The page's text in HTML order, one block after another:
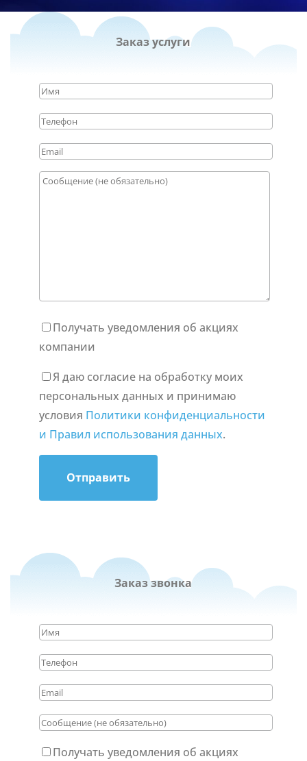
Заказ услуги
Получать уведомления об акциях
компании
Я даю согласие на обработку моих
персональных данных и принимаю
условия Политики конфиденциальности
и Правил использования данных.
Отправить
Заказ звонка
Получать уведомления об акциях